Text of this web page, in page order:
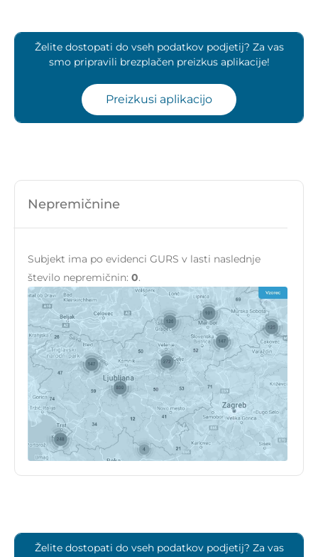
Želite dostopati do vseh podatkov podjetij? Za vas
smo pripravili brezplačen preizkus aplikacije!
Preizkusi aplikacijo
Nepremičnine
Subjekt ima po evidenci GURS v lasti naslednje
število nepremičnin: 0.
Želite dostopati do vseh podatkov podjetij? Za vas